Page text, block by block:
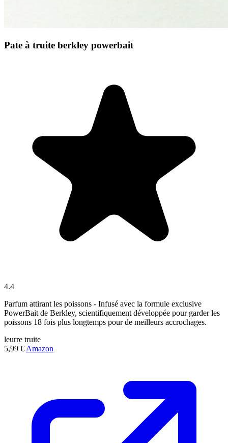
Pate à truite berkley powerbait
4.4
Parfum attirant les poissons - Infusé avec la formule exclusive
PowerBait de Berkley, scientifiquement développée pour garder les
poissons 18 fois plus longtemps pour de meilleurs accrochages.
leurre truite
5,99 € Amazon